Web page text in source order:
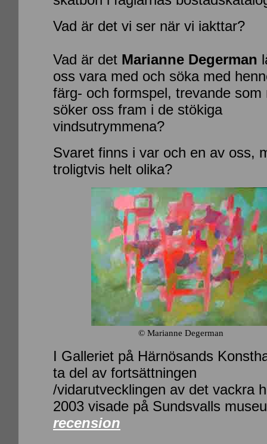
Vad är det vi ser när vi iakttar?
Vad är det Marianne Degerman
oss vara med och söka med
färg- och formspel, trevande som
söker oss fram i de stökiga
vindsutrymmena?
Svaret finns i var och en av oss,
troligtvis helt olika?
© Marianne Degerman
I Galleriet på Härnösands
ta del av fortsättningen
/vidarutvecklingen av det vackra
2003 visade på Sundsvalls
recension